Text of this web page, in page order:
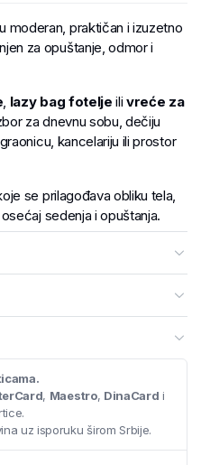
moderan, praktičan i izuzetno
za opuštanje, odmor i
, lazy bag fotelje ilivreće za
za dnevnu sobu, dečiju
kancelariju ili prostor
se prilagođava obliku tela,
sedenja i opuštanja.
igraš igrice, odmaraš
uživaš u slobodnom
koje donosi udobnost i
mnogo prostora i može
i savremen dizajn čine je
i odrasle.
, Maestro, DinaCard i
uz isporuku širom Srbije.